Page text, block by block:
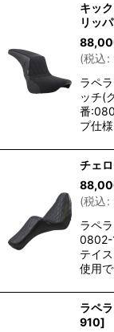
キッ
リッ
(税込:
ラペ
ッチ(
番
プ仕
チェ
(税込:
ラペ
0802-
テイ
使用
ラペ
910]